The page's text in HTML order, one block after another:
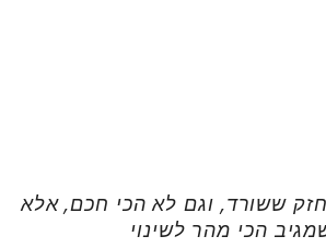
ששורד, וגם לא הכי חכם, אלא
הכי מהר לשינוי